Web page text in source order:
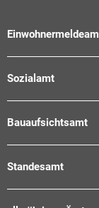
Sozialamt
Bauaufsichtsamt
Standesamt